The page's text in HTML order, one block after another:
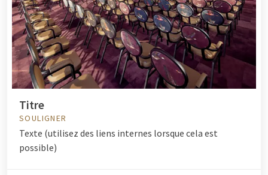
Titre
SOULIGNER
Texte (utilisez des liens internes lorsque cela est
possible)